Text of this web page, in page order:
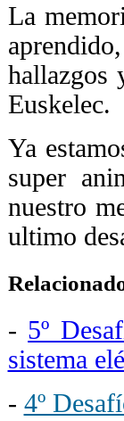
La
hallazgos
Euskelec.
Ya
super
nuestro
ultimo
- 5º
sistema
- 4º